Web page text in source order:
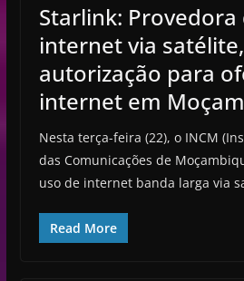
Starlink: Provedora
internet via
autorização para
internet em
Nesta terça-feira (22), o INCM
das Comunicações de
uso de internet banda larga via
Read More